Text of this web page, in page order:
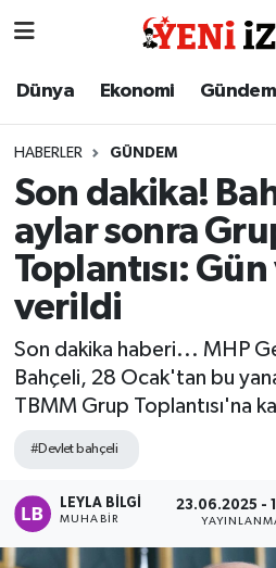
Dünya Ekonomi Gündem
HABERLER GÜNDEM
Son dakika!
aylar sonra
Toplantısı:
verildi
Son dakika haberi... MHP
Bahçeli, 28 Ocak'tan bu
TBMM Grup Toplantısı'na
#Devlet bahçeli
LEYLA BILGI
MUHABIR
23.06.2025 -
Dünya
Gündem
İzmir
Sağlık
Siyaset
Magazin
Spor
İzmir Nöbetçi Eczaneler
İzmir Namaz Vakitleri
İzmir Trafik Yoğunluk
Süper Lig Puan Durumu
Tüm Manşetler
Son Dakika Haberleri